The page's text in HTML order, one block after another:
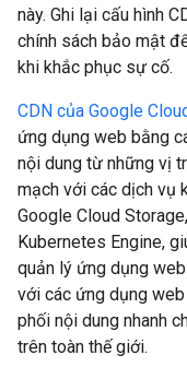
này. Ghi lại cấu hình
chính sách bảo mật
khi khắc phục sự cố.
CDN của Google
ứng dụng web bằng
nội dung từ những vị
mạch với các dịch vụ
Google Cloud
Kubernetes Engine,
quản lý ứng dụng
với các ứng dụng
phối nội dung nhanh
trên toàn thế giới.